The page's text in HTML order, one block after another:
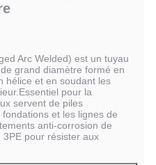
Arc Welded) est un tuyau
grand diamètre formé en
hélice et en soudant les
pour la
servent de piles
et les lignes de
anti-corrosion de
pour résister aux